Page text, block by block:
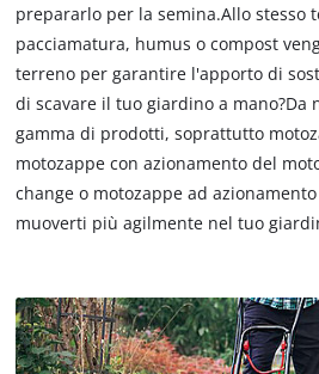
prepararlo per la semina.Allo stesso
pacciamatura, humus o compost
terreno per garantire l'apporto di
di scavare il tuo giardino a mano?Da
gamma di prodotti, soprattutto
motozappe con azionamento del
change o motozappe ad
muoverti più agilmente nel tuo